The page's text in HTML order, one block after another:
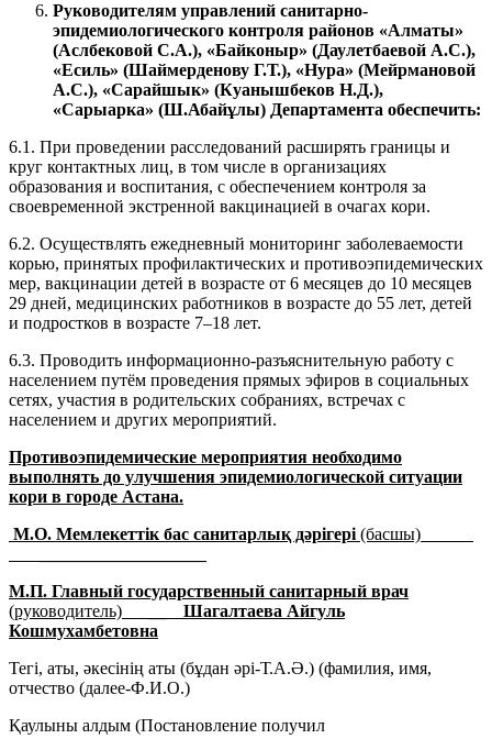
Руководителям управлений санитарно-
эпидемиологического контроля районов «Алматы»
(Аслбековой С.А.), «Байконыр» (Даулетбаевой А.С.),
«Есиль» (Шаймерденову Г.Т.), «Нура» (Мейрмановой
А.С.), «Сарайшык» (Куанышбеков Н.Д.),
«Сарыарка» (Ш.Абайұлы) Департамента обеспечить:
6.1. При проведении расследований расширять границы и
круг контактных лиц, в том числе в организациях
образования и воспитания, с обеспечением контроля за
своевременной экстренной вакцинацией в очагах кори.
6.2. Осуществлять ежедневный мониторинг заболеваемости
корью, принятых профилактических и противоэпидемических
мер, вакцинации детей в возрасте от 6 месяцев до 10 месяцев
29 дней, медицинских работников в возрасте до 55 лет, детей
и подростков в возрасте 7–18 лет.
6.3. Проводить информационно-разъяснительную работу с
населением путём проведения прямых эфиров в социальных
сетях, участия в родительских собраниях, встречах с
населением и других мероприятий.
Противоэпидемические мероприятия необходимо
выполнять до улучшения эпидемиологической ситуации
кори в городе Астана.
М.О. Мемлекеттік бас санитарлық дәрігері(басшы)
М.П. Главный государственный санитарный врач
(руководитель)
Шагалтаева Айгуль
Кошмухамбетовна
Тегі, аты, әкесінің аты (бұдан әрі-Т.А.Ә.) (фамилия, имя,
отчество (далее-Ф.И.О.)
Қаулыны алдым (Постановление получил